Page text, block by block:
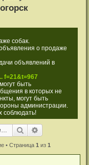
собак.
о продаже
объявлений в
f=21&t=967
быть
в которых не
могут быть
администрации.
соблюдать!
Поиск
• Страница 1 из 1